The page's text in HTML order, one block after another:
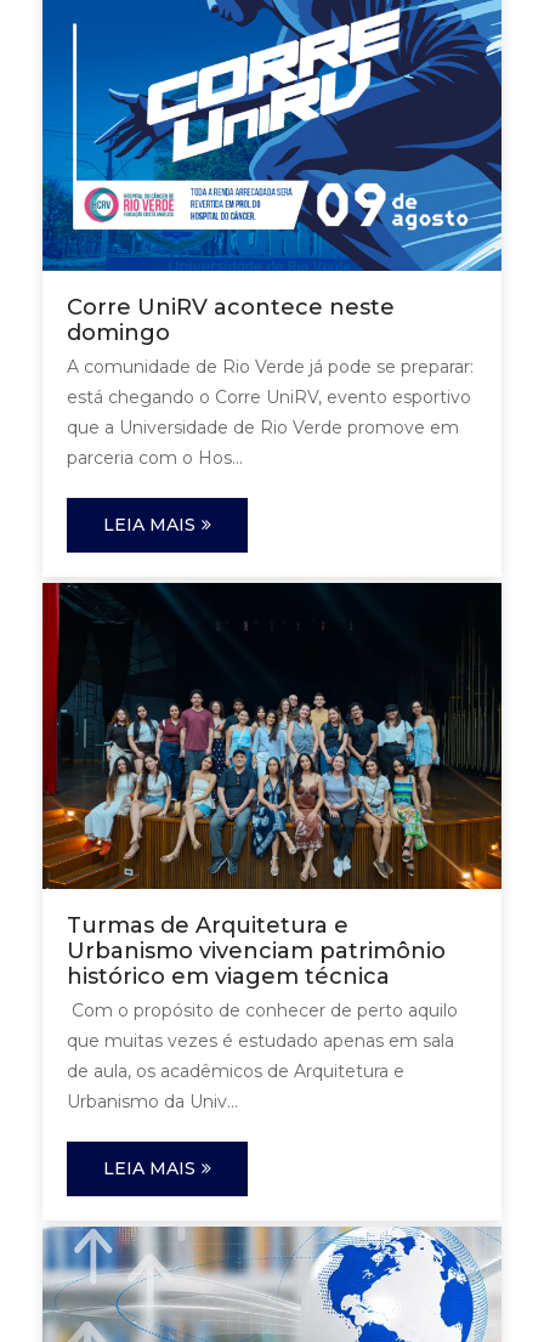
Corre UniRV acontece neste
domingo
A comunidade de Rio Verde já pode se preparar:
está chegando o Corre UniRV, evento esportivo
que a Universidade de Rio Verde promove em
parceria com o Hos...
LEIA MAIS
Turmas de Arquitetura e
Urbanismo vivenciam patrimônio
histórico em viagem técnica
Com o propósito de conhecer de perto aquilo
que muitas vezes é estudado apenas em sala
de aula, os acadêmicos de Arquitetura e
Urbanismo da Univ...
LEIA MAIS